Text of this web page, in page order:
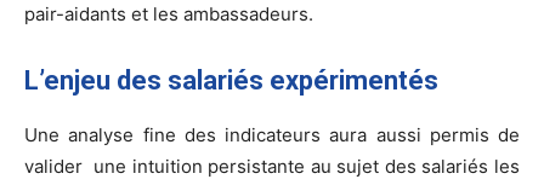
pair-aidants et les ambassadeurs.
L’enjeu des salariés expérimentés
Une analyse fine des indicateurs aura aussi permis de
valider une intuition persistante au sujet des salariés les